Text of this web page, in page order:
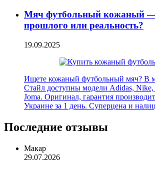
Мяч футбольный кожаный
прошлого или реальность?
19.09.2025
Ищете кожаный футбольный мяч? В
Стайл доступны модели Adidas, Nike,
Joma. Оригинал, гарантия
Украине за 1 день. Суперцена и
Последние отзывы
Макар
29.07.2026